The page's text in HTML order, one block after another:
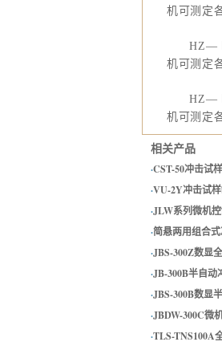
机 可测定
HZ—Ⅰ
机 可测定
HZ—Ⅰ
机 可测定
相关产品
·CST-50冲击试
·VU-2Y冲击试
·JLW系列微机
·简悬两用组合
·JBS-300Z数显
·JB-300B半自动
·JBS-300B数显
·JBDW-300C微
·TLS-TNS100A